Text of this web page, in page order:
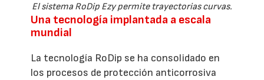
El sistema RoDip Ezy permite trayectorias curvas.
Una tecnología implantada a escala
mundial
La tecnología RoDip se ha consolidado en
los procesos de protección anticorrosiva